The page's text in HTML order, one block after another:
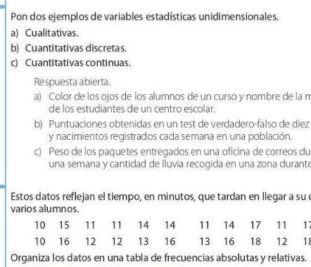
Qué es beUnicoos
Sobre nosotros
Tu centro de estudios en beUnicoos